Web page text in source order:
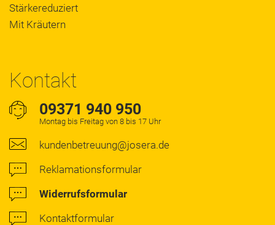
Stärkereduziert
Mit Kräutern
Kontakt
09371 940 950
Montag bis Freitag von 8 bis 17 Uhr
kundenbetreuung@josera.de
Reklamationsformular
Widerrufsformular
Kontaktformular